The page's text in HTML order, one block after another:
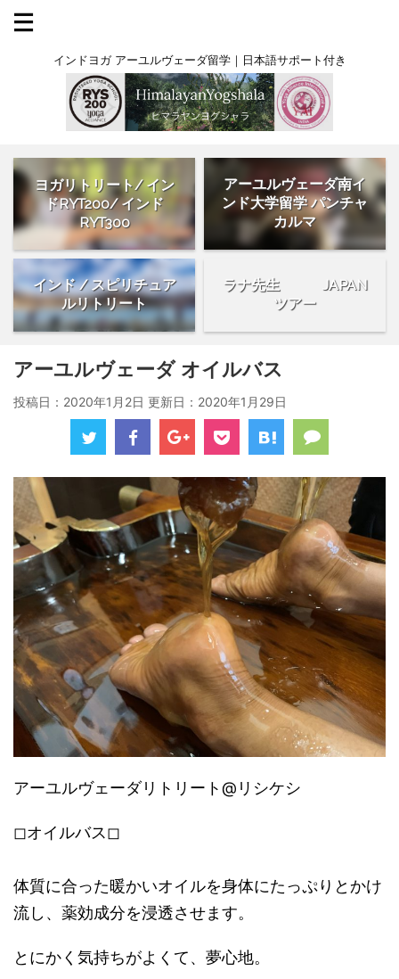
インドヨガ アーユルヴェーダ留学｜日本語サポート付き
ヨガリトリート/ イン
ドRYT200/ インド
RYT300
アーユルヴェーダ南イ
ンド大学留学 パンチャ
カルマ
インド / スピリチュア
ルリトリート
ラナ先生 JAPAN
ツアー
アーユルヴェーダ オイルバス
投稿日：2020年1月2日 更新日： 2020年1月29日
アーユルヴェーダリトリート@リシケシ
◻︎オイルバス◻︎
体質に合った暖かいオイルを身体にたっぷりとかけ
流し、薬効成分を浸透させます。
とにかく気持ちがよくて、夢心地。